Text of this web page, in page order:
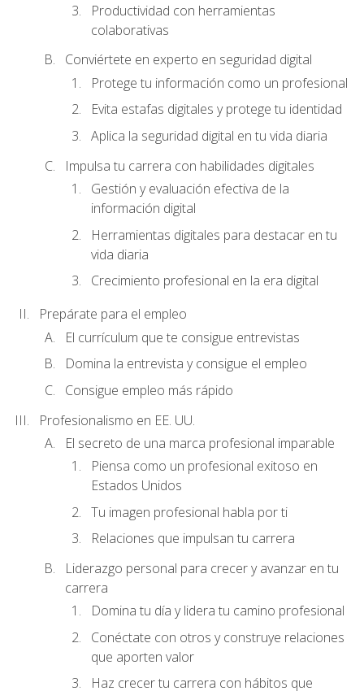
Productividad con herramientas
colaborativas
Conviértete en experto en seguridad digital
Protege tu información como un profesional
Evita estafas digitales y protege tu identidad
Aplica la seguridad digital en tu vida diaria
Impulsa tu carrera con habilidades digitales
Gestión y evaluación efectiva de la
información digital
Herramientas digitales para destacar en tu
vida diaria
Crecimiento profesional en la era digital
Prepárate para el empleo
El currículum que te consigue entrevistas
Domina la entrevista y consigue el empleo
Consigue empleo más rápido
Profesionalismo en EE. UU.
El secreto de una marca profesional imparable
Piensa como un profesional exitoso en
Estados Unidos
Tu imagen profesional habla por ti
Relaciones que impulsan tu carrera
Liderazgo personal para crecer y avanzar en tu
carrera
Domina tu día y lidera tu camino profesional
Conéctate con otros y construye relaciones
que aporten valor
Haz crecer tu carrera con hábitos que